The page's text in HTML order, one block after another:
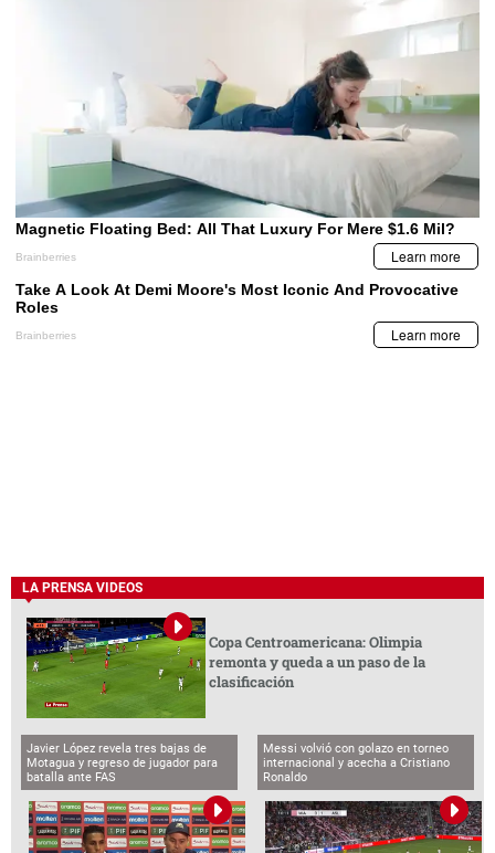
LA PRENSA VIDEOS
Copa Centroamericana: Olimpia
remonta y queda a un paso de la
clasificación
Javier López revela tres bajas de
Motagua y regreso de jugador para
batalla ante FAS
Messi volvió con golazo en torneo
internacional y acecha a Cristiano
Ronaldo